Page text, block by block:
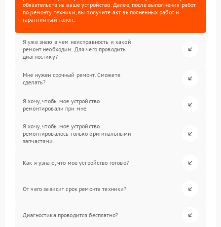
обязательств на ваше устройство. Далее, после выполнения работ
по ремонту техники, вы получите акт выполненных работ и
гарантийный талон.
Я уже знаю в чем неисправность и какой
ремонт необходим. Для чего проводить
диагностику?
Мне нужен срочный ремонт. Сможете
сделать?
Я хочу, чтобы мое устройство
ремонтировали при мне.
Я хочу, чтобы мое устройство
ремонтировалось только оригинальными
запчастями.
Как я узнаю, что мое устройство готово?
От чего зависит срок ремонта техники?
Диагностика проводится бесплатно?